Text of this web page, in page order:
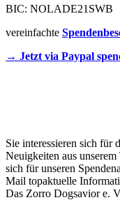
BIC: NOLADE21SWB
vereinfachte
→ Jetzt via Paypal
Sie interessieren sich für
Neuigkeiten aus
sich für unseren
Mail topaktuelle
Das Zorro Dogsavior e.